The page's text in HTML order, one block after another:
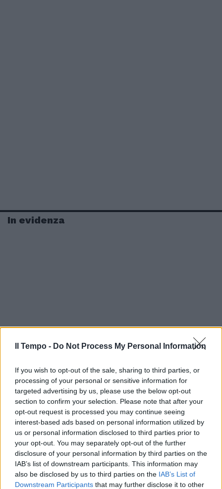
Il Tempo - Do Not Process My Personal Information
If you wish to opt-out of the sale, sharing to third parties, or
processing of your personal or sensitive information for
targeted advertising by us, please use the below opt-out
section to confirm your selection. Please note that after your
opt-out request is processed you may continue seeing
interest-based ads based on personal information utilized by
us or personal information disclosed to third parties prior to
your opt-out. You may separately opt-out of the further
disclosure of your personal information by third parties on the
IAB’s list of downstream participants. This information may
also be disclosed by us to third parties on the IAB’s List of
Downstream Participants that may further disclose it to other
In evidenza